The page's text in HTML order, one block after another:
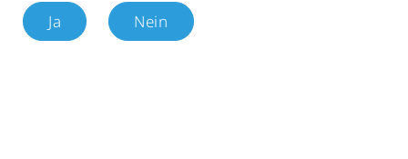
Ja Nein